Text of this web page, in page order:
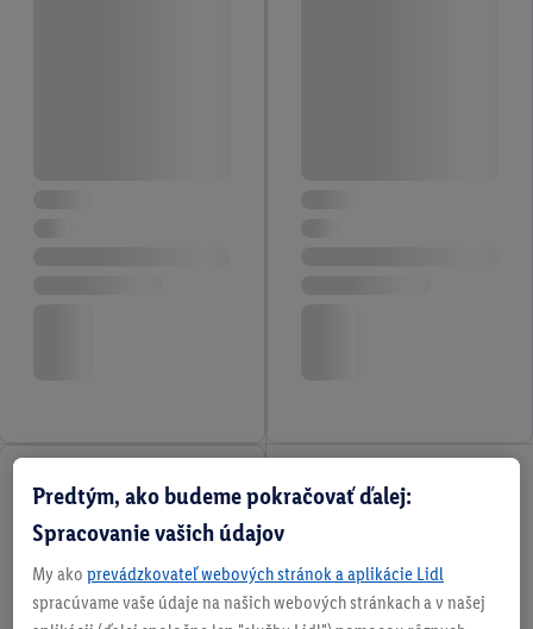
Predtým, ako budeme pokračovať ďalej:
Spracovanie vašich údajov
My ako prevádzkovateľ webových stránok a aplikácie Lidl
spracúvame vaše údaje na našich webových stránkach a v našej